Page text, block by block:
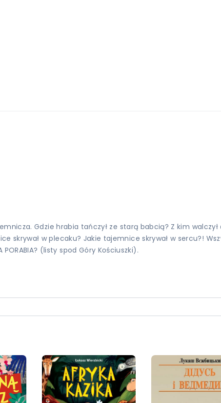
Gdzie hrabia tańczył ze starą babcią? Z kim walczył
skrywał w plecaku? Jakie tajemnice skrywał w sercu?!
(listy spod Góry Kościuszki).